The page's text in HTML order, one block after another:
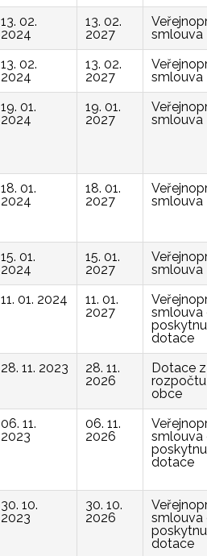
13. 02.
2024
13. 02.
2027
smlouva
13. 02.
2024
13. 02.
2027
smlouva
19. 01.
2024
19. 01.
2027
smlouva
18. 01.
2024
18. 01.
2027
smlouva
15. 01.
2024
15. 01.
2027
smlouva
11. 01. 2024
11. 01.
2027
smlouva
dotace
28. 11. 2023
28. 11.
2026
Dotace z
rozpočtu
obce
06. 11.
2023
06. 11.
2026
smlouva
dotace
30. 10.
2023
30. 10.
2026
smlouva
dotace